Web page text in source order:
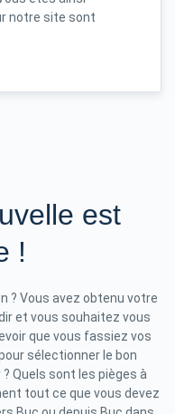
notre site sont
est
!
? Vous avez obtenu votre
et vous souhaitez vous
que vous fassiez vos
sélectionner le bon
Quels sont les pièges à
tout ce que vous devez